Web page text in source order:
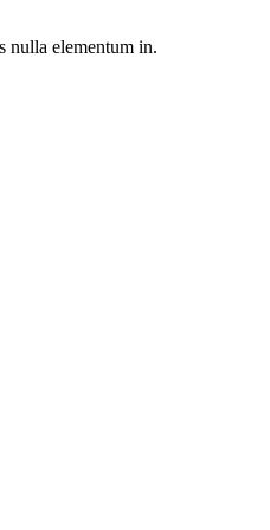
nulla elementum in.